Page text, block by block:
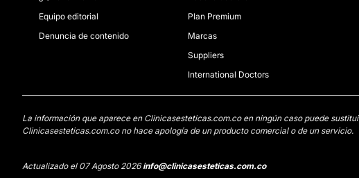
Equipo editorial
Denuncia de contenido
Plan Premium
Marcas
Suppliers
International Doctors
La información que aparece en Clinicasesteticas.com.co en ningún caso puede
Clinicasesteticas.com.co no hace apología de un producto comercial o de un servicio.
Actualizado el 07 Agosto 2026info@clinicasesteticas.com.co